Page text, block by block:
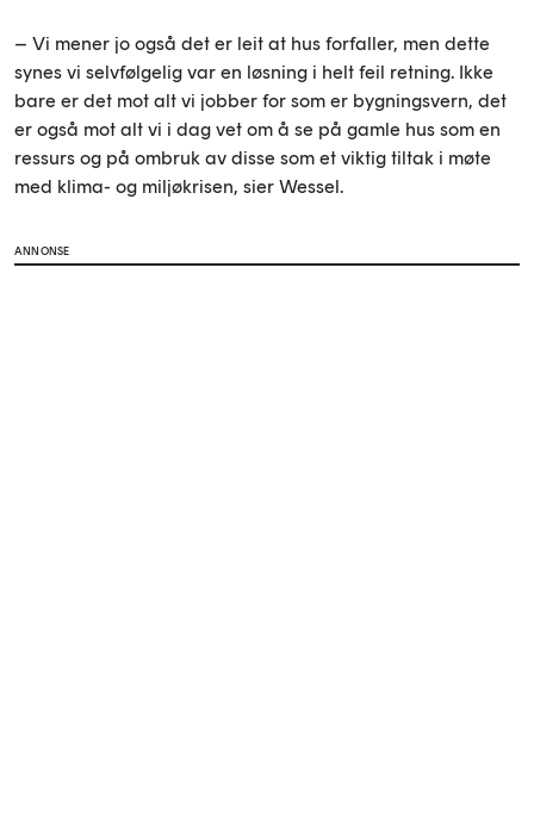
– Vi mener jo også det er leit at hus forfaller, men dette
synes vi selvfølgelig var en løsning i helt feil retning. Ikke
bare er det mot alt vi jobber for som er bygningsvern, det
er også mot alt vi i dag vet om å se på gamle hus som en
ressurs og på ombruk av disse som et viktig tiltak i møte
med klima- og miljøkrisen, sier Wessel.
ANNONSE